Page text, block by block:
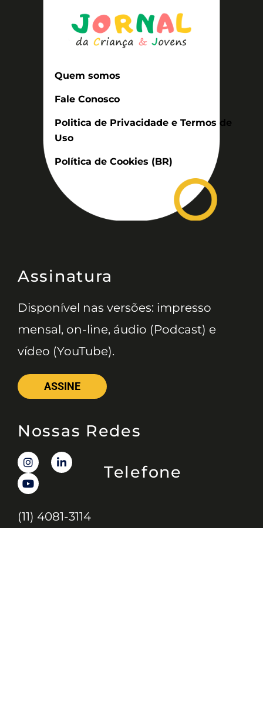
Quem somos
Fale Conosco
Politica de Privacidade e Termos de
Uso
Política de Cookies (BR)
Assinatura
Disponível nas versões: impresso
mensal, on-line, áudio (Podcast) e
vídeo (YouTube).
ASSINE
Nossas Redes
Telefone
(11) 4081-3114